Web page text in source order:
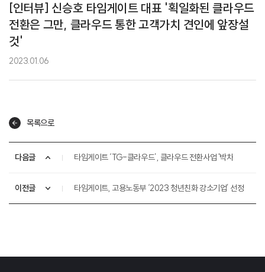
[인터뷰] 신승호 타임게이트 대표 '획일화된 클라우드
전환은 그만, 클라우드 통한 고객가치 견인에 앞장설
것'
2023.01.06
목록으로
다음글 타임게이트 ‘TG-클라우드’, 클라우드 전환사업 '박차
이전글 타임게이트, 고용노동부 ‘2023 청년친화 강소기업’ 선정